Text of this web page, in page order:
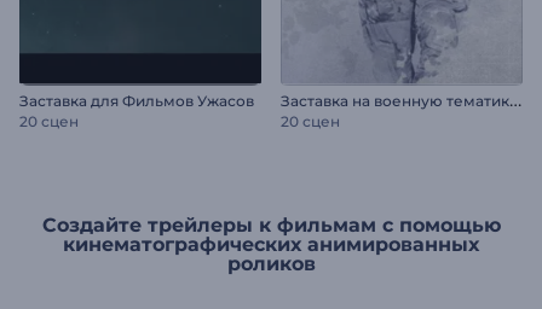
Заставка для Фильмов Ужасов
20 сцен
З
аставка на военную тематику / День Победы
20 сцен
Создайте трейлеры к фильмам с помощью
кинематографических анимированных
роликов